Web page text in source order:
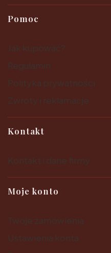
Pomoc
Kontakt
Moje konto